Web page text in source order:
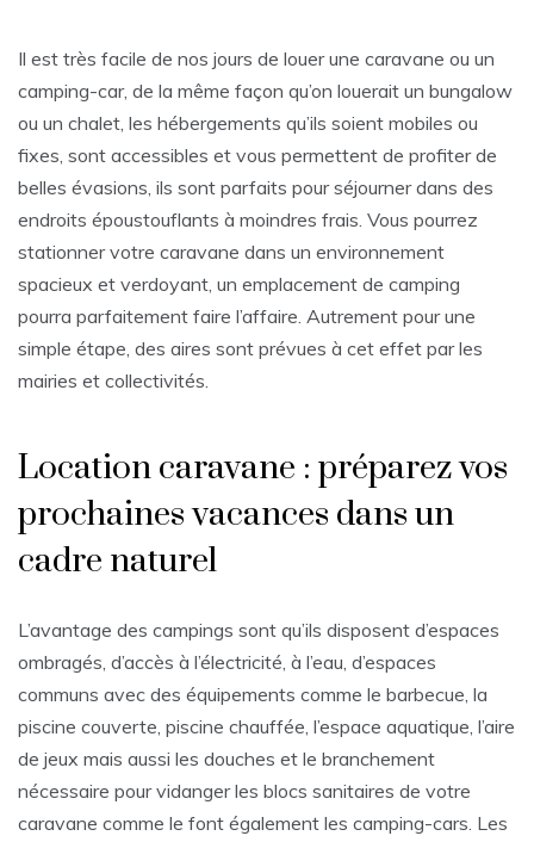
Il est très facile de nos jours de louer une caravane ou un
camping-car, de la même façon qu’on louerait un bungalow
ou un chalet, les hébergements qu’ils soient mobiles ou
fixes, sont accessibles et vous permettent de profiter de
belles évasions, ils sont parfaits pour séjourner dans des
endroits époustouflants à moindres frais. Vous pourrez
stationner votre caravane dans un environnement
spacieux et verdoyant, un emplacement de camping
pourra parfaitement faire l’affaire. Autrement pour une
simple étape, des aires sont prévues à cet effet par les
mairies et collectivités.
Location caravane : préparez vos
prochaines vacances dans un
cadre naturel
L’avantage des campings sont qu’ils disposent d’espaces
ombragés, d’accès à l’électricité, à l’eau, d’espaces
communs avec des équipements comme le barbecue, la
piscine couverte, piscine chauffée, l’espace aquatique, l’aire
de jeux mais aussi les douches et le branchement
nécessaire pour vidanger les blocs sanitaires de votre
caravane comme le font également les camping-cars. Les